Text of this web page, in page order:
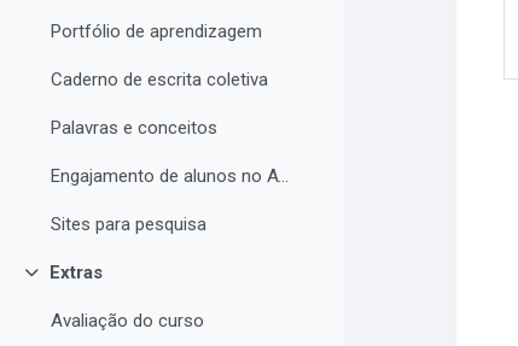
Portfólio de aprendizagem
Caderno de escrita coletiva
Palavras e conceitos
Engajamento de alunos no AVA e Desempenho Acadêmico
Sites para pesquisa
Contrair
Extras
Avaliação do curso